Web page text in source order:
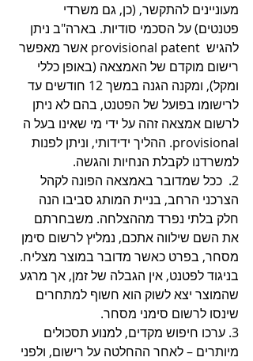
מעוניינים להתקשר, (כן, גם משרדי
פטנטים) על הסכמי סודיות. בארה"ב ניתן
להגיש  provisional patent אשר מאפשר
רישום מוקדם של האמצאה (באופן כללי
ומקל), ומקנה הגנה במשך 12 חודשים עד
לרישומו בפועל של הפטנט, בהם לא ניתן
לרשום אמצאה זהה על ידי מי שאינו בעל ה
provisional. ההליך ידידותי, וניתן לפנות
למשרדנו לקבלת הנחיות והגשה.
2.  ככל שמדובר באמצאה הפונה לקהל
הצרכני הרחב, בניית המותג סביבו הנה
חלק בלתי נפרד מההצלחה. משבחרתם
את השם שילווה אתכם, נמליץ לרשום סימן
מסחר, בפרט כאשר מדובר במוצר מצליח.
בניגוד לפטנט, אין הגבלה של זמן, אך מרגע
שהמוצר יצא לשוק הוא חשוף למתחרים
שינסו לרשום סימני מסחר.
3. ערכו חיפוש מקדים, למנוע תסכולים
מיותרים – לאחר ההחלטה על רישום, ולפני